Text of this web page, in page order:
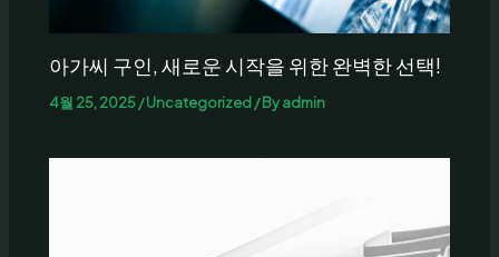
아가씨 구인, 새로운 시작을 위한 완벽한 선택!
4월 25, 2025/Uncategorized/ Byadmin